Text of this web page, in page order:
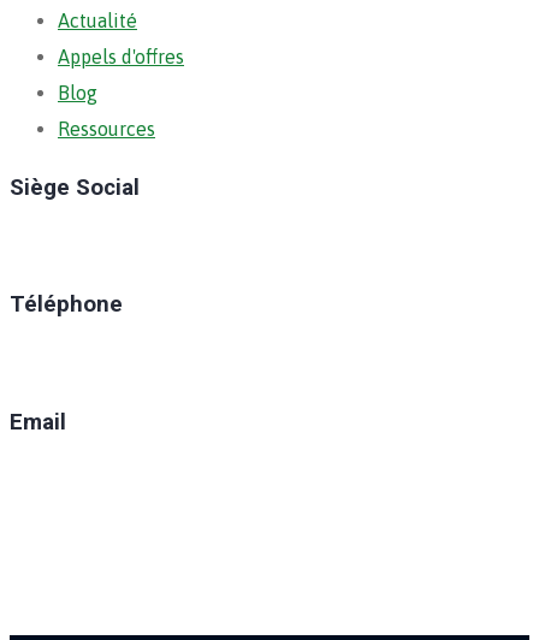
Actualité
Appels d'offres
Blog
Ressources
Siège Social
Téléphone
Email